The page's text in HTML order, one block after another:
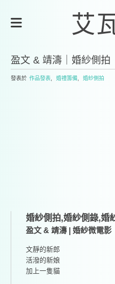
盈文 & 靖濤｜婚紗側拍
發表於 作品發表 婚禮籌備 婚紗側拍
婚紗側拍,婚紗側錄,婚
盈文 & 靖濤 | 婚紗微電影
文靜的新郎
活潑的新娘
加上一隻貓